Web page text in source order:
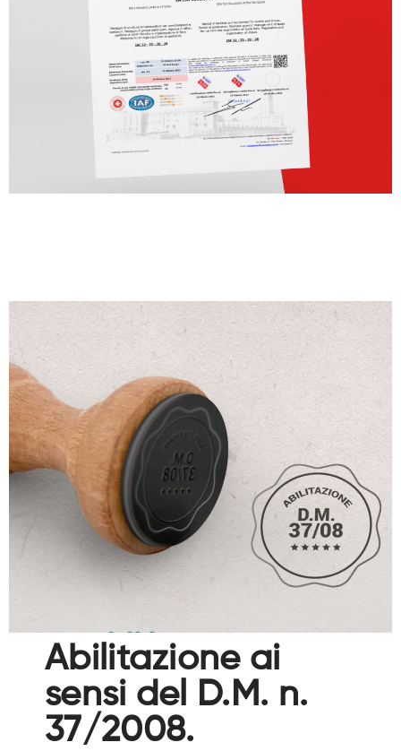
Abilitazione ai
sensi del D.M. n.
37/2008.